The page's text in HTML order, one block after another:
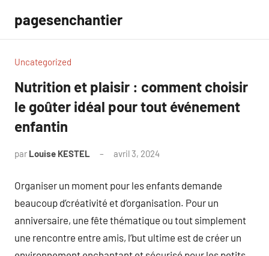
contenu
pagesenchantier
Uncategorized
Nutrition et plaisir : comment choisir
le goûter idéal pour tout événement
enfantin
par Louise KESTEL avril 3, 2024
Organiser un moment pour les enfants demande
beaucoup d’créativité et d’organisation. Pour un
anniversaire, une fête thématique ou tout simplement
une rencontre entre amis, l’but ultime est de créer un